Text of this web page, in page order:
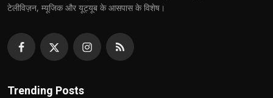
टेलीविज़न, म्यूजिक और यूट्यूब के आसपास के विशेष।
Trending Posts